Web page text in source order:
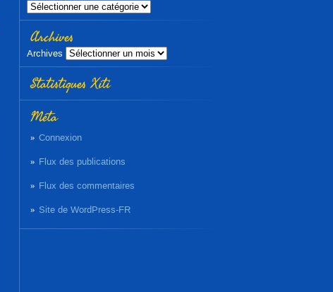
Archives
Archives
Statistiques Xiti
Méta
Connexion
Flux des publications
Flux des commentaires
Site de WordPress-FR